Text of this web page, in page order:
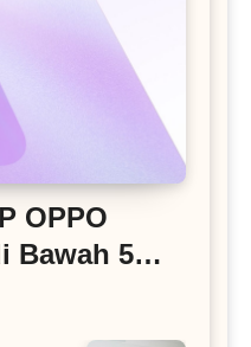
OPPO
Bawah 5